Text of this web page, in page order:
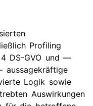
Profiling
DS-GVO und —
aussagekräftige
Logik sowie
Auswirkungen